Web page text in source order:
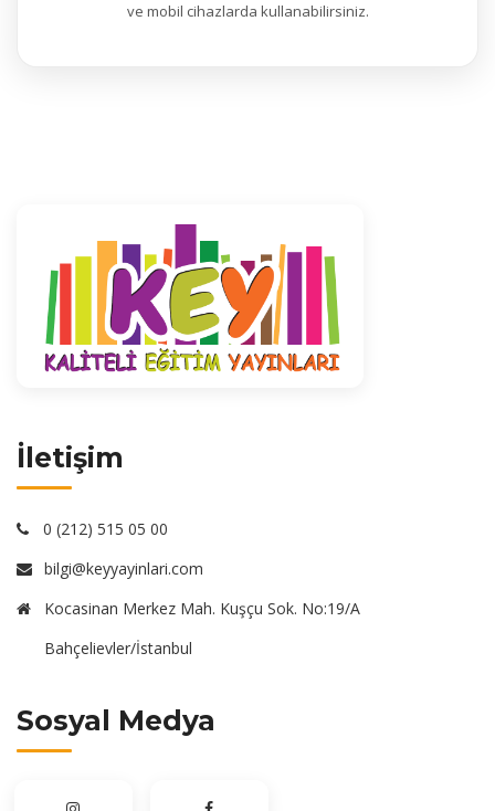
ve mobil cihazlarda kullanabilirsiniz.
İletişim
0 (212) 515 05 00
bilgi@keyyayinlari.com
Kocasinan Merkez Mah. Kuşçu Sok. No:19/A
Bahçelievler/İstanbul
Sosyal Medya